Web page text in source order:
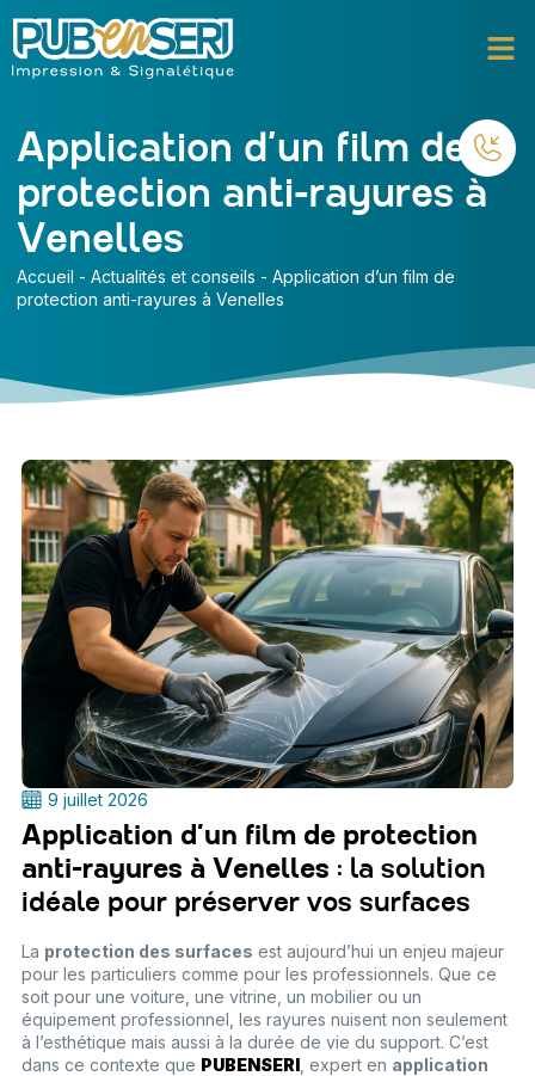
Application d’un film de
protection anti-rayures à
Venelles
Accueil - Actualités et conseils - Application d’un film de
protection anti-rayures à Venelles
9 juillet 2026
Application d’un film de protection
anti-rayures à Venelles : la solution
idéale pour préserver vos surfaces
La protection des surfaces est aujourd’hui un enjeu majeur
pour les particuliers comme pour les professionnels. Que ce
soit pour une voiture, une vitrine, un mobilier ou un
équipement professionnel, les rayures nuisent non seulement
à l’esthétique mais aussi à la durée de vie du support. C’est
dans ce contexte que PUBENSERI, expert en application